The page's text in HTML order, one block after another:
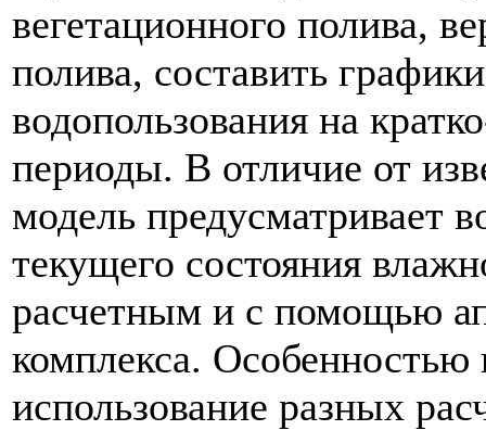
вегетационного полива,
полива, составить
водопользования на
периоды. В отличие от
модель предусматривает
текущего состояния
расчетным и с помощью
комплекса. Особенностью
использование разных